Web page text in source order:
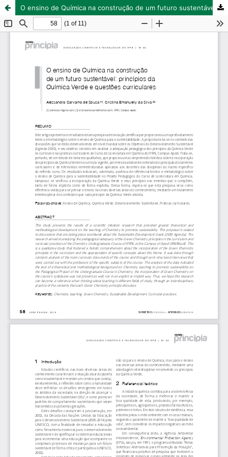
O ensino de Química na construção de um futuro sustentável: princípios da Química Verde e questões curriculares